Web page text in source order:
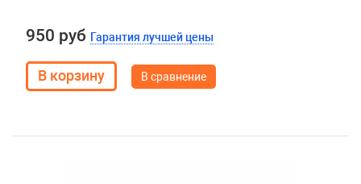
950 руб Гарантия лучшей цены
В сравнение